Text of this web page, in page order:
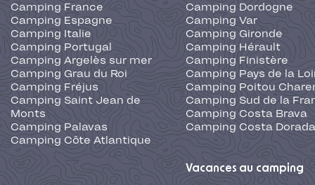
Camping France
Camping Espagne
Camping Italie
Camping Portugal
Camping Argelès sur mer
Camping Grau du Roi
Camping Fréjus
Camping Saint Jean de
Monts
Camping Palavas
Camping Côte Atlantique
Camping Dordogne
Camping Var
Camping Gironde
Camping Hérault
Camping Finistère
Camping Pays de la
Camping Poitou
Camping Sud de la
Camping Costa Brava
Camping Costa Dorada
Vacances au camping